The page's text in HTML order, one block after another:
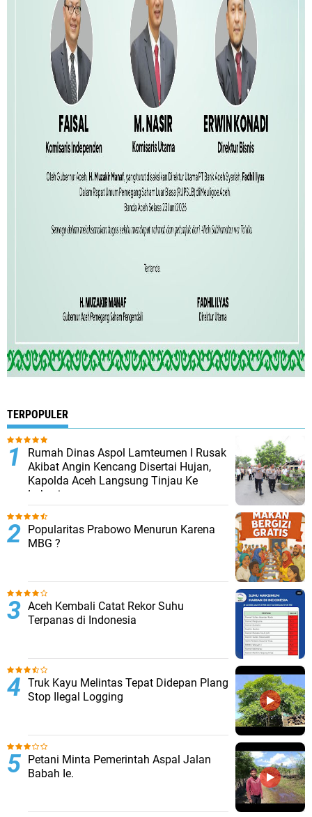
TERPOPULER
Rumah Dinas Aspol Lamteumen I Rusak
Akibat Angin Kencang Disertai Hujan,
Kapolda Aceh Langsung Tinjau Ke
Lokasi
Popularitas Prabowo Menurun Karena
MBG ?
Aceh Kembali Catat Rekor Suhu
Terpanas di Indonesia
Truk Kayu Melintas Tepat Didepan Plang
Stop Ilegal Logging
Petani Minta Pemerintah Aspal Jalan
Babah Ie.